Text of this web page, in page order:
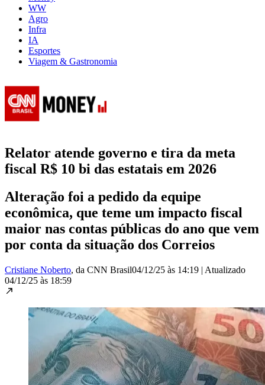
WW
Agro
Infra
IA
Esportes
Viagem & Gastronomia
Relator atende governo e tira da meta
fiscal R$ 10 bi das estatais em 2026
Alteração foi a pedido da equipe
econômica, que teme um impacto fiscal
maior nas contas públicas do ano que vem
por conta da situação dos Correios
Cristiane Noberto, da CNN Brasil04/12/25 às 14:19 | Atualizado
04/12/25 às 18:59